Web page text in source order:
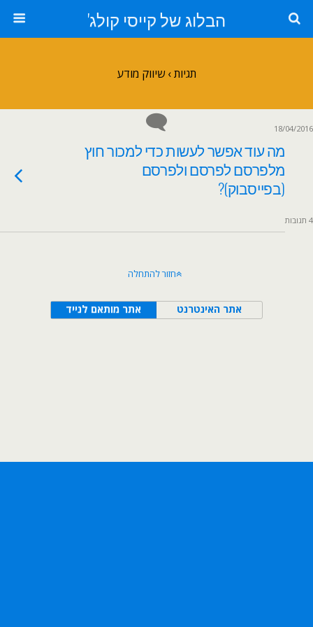
הבלוג של קייסי קולג'
תגיות › שיווק מודע
18/04/2016
מה עוד אפשר לעשות כדי למכור חוץ
מלפרסם לפרסם ולפרסם
(בפייסבוק)?
4 תגובות
חזור להתחלה
אתר מותאם לנייד אתר האינטרנט